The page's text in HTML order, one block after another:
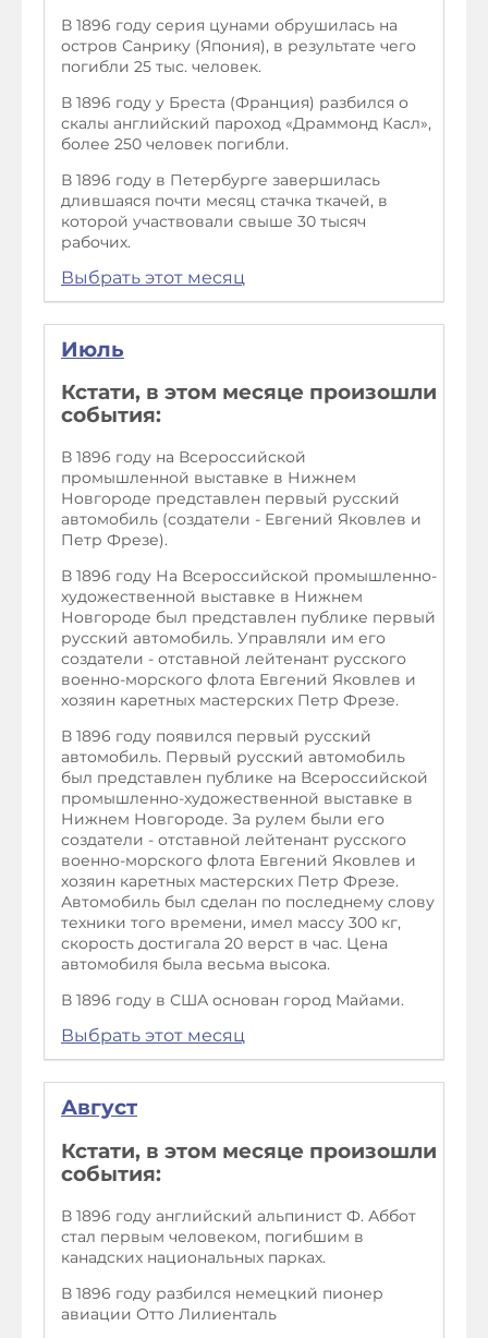
В 1896 году серия цунами обрушилась на
остров Санрику (Япония), в результате чего
погибли 25 тыс. человек.
В 1896 году у Бреста (Франция) разбился о
скалы английский пароход «Драммонд Касл»,
более 250 человек погибли.
В 1896 году в Петербурге завершилась
длившаяся почти месяц стачка ткачей, в
которой участвовали свыше 30 тысяч
рабочих.
Выбрать этот месяц
Июль
Кстати, в этом месяце произошли
события:
В 1896 году на Всероссийской
промышленной выставке в Нижнем
Новгороде представлен первый русский
автомобиль (создатели - Евгений Яковлев и
Петр Фрезе).
В 1896 году На Всероссийской промышленно-
художественной выставке в Нижнем
Новгороде был представлен публике первый
русский автомобиль. Управляли им его
создатели - отставной лейтенант русского
военно-морского флота Евгений Яковлев и
хозяин каретных мастерских Петр Фрезе.
В 1896 году появился первый русский
автомобиль. Первый русский автомобиль
был представлен публике на Всероссийской
промышленно-художественной выставке в
Нижнем Новгороде. За рулем были его
создатели - отставной лейтенант русского
военно-морского флота Евгений Яковлев и
хозяин каретных мастерских Петр Фрезе.
Автомобиль был сделан по последнему слову
техники того времени, имел массу 300 кг,
скорость достигала 20 верст в час. Цена
автомобиля была весьма высока.
В 1896 году в США основан город Майами.
Выбрать этот месяц
Август
Кстати, в этом месяце произошли
события:
В 1896 году английский альпинист Ф. Аббот
стал первым человеком, погибшим в
канадских национальных парках.
В 1896 году разбился немецкий пионер
авиации Отто Лилиенталь